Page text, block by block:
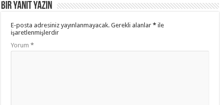
Bir yanıt yazın
E-posta adresiniz yayınlanmayacak. Gerekli alanlar* ile
işaretlenmişlerdir
Yorum*